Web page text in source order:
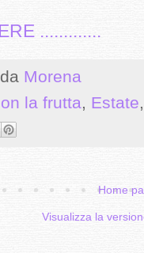
.............
Morena
la frutta Estate
Home
Visualizza la